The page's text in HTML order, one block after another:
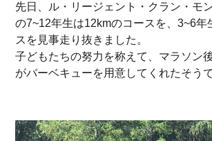
先日、ル・リージェント・クラン・モ
の7~12年生は12kmのコースを、3~6年
スを見事走り抜きました。
子どもたちの努力を称えて、マラソン
がバーベキューを用意してくれたそうで